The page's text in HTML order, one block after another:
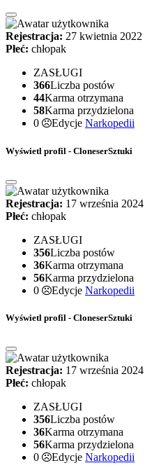
Rejestracja: 27 kwietnia 2022
Płeć: chłopak
ZASŁUGI
366Liczba postów
44Karma otrzymana
58Karma przydzielona
0
Edycje Narkopedii
Wyświetl profil - CloneserSztuki
Rejestracja: 17 września 2024
Płeć: chłopak
ZASŁUGI
356Liczba postów
36Karma otrzymana
56Karma przydzielona
0
Edycje Narkopedii
Wyświetl profil - CloneserSztuki
Rejestracja: 17 września 2024
Płeć: chłopak
ZASŁUGI
356Liczba postów
36Karma otrzymana
56Karma przydzielona
0
Edycje Narkopedii